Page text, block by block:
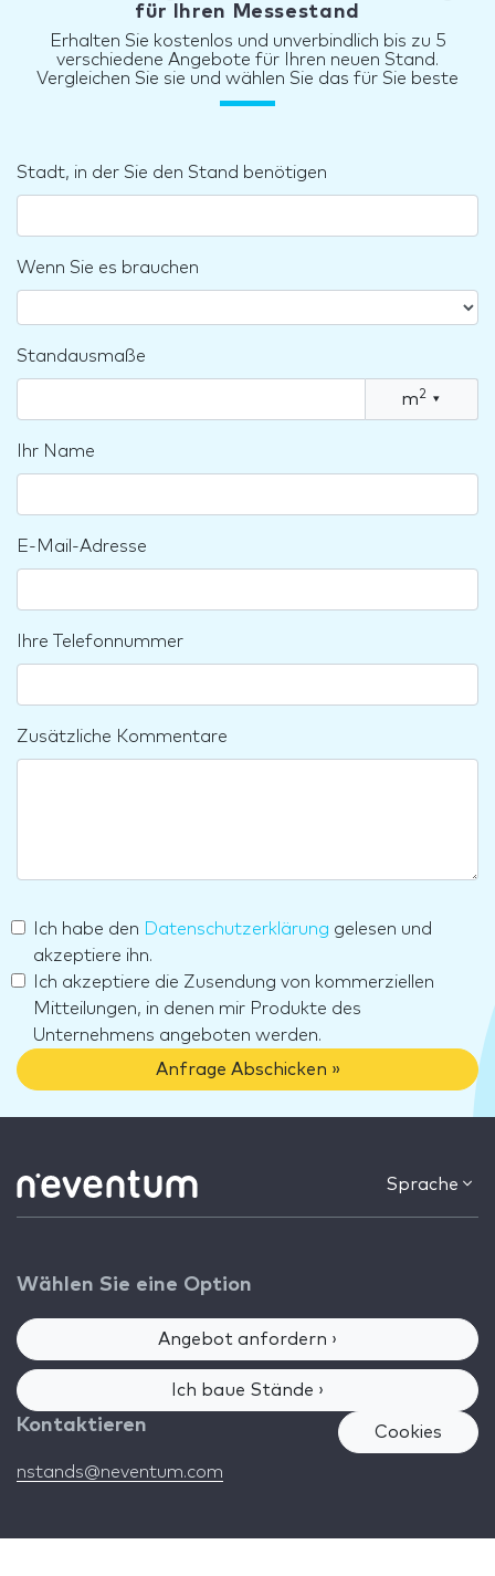
für Ihren Messestand
Erhalten Sie kostenlos und unverbindlich bis zu 5
verschiedene Angebote für Ihren neuen Stand.
Vergleichen Sie sie und wählen Sie das für Sie beste
Stadt, in der Sie den Stand benötigen
Wenn Sie es brauchen
Standausmaße
m2 ▾
Ihr Name
E-Mail-Adresse
Ihre Telefonnummer
Zusätzliche Kommentare
Ich habe den Datenschutzerklärung gelesen und
akzeptiere ihn.
Ich akzeptiere die Zusendung von kommerziellen
Mitteilungen, in denen mir Produkte des
Unternehmens angeboten werden.
Anfrage Abschicken »
Sprache
Wählen Sie eine Option
Angebot anfordern ›
Ich baue Stände ›
Kontaktieren
nstands@neventum.com
Cookies